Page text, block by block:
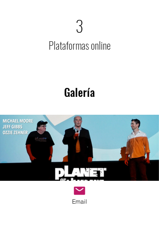
3
Plataformas online
Galería
Email